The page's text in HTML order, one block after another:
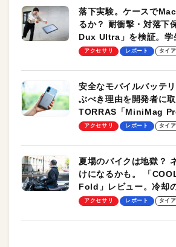
落下実験。ケースで
るか？ 耐衝撃・対落下
Dux Ultra」を検証。学
のモバイルユースに最
アクセサリ レポート タイ
安全なモバイルバッテ
ぶべき理由を開発者に取
TORRAS「MiniMag
ーも
アクセサリ レポート タイ
夏場のバイクは地獄？
けになるかも。 「
Fold」レビュー。冷却
却プレート、シンプル
アクセサリ レポート タイ